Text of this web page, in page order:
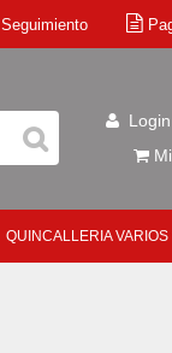
Seguimiento
QUINCALLERIA VARIOS